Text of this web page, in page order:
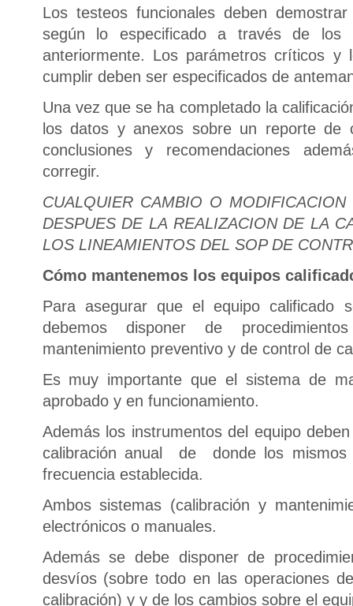
Los testeos funcionales deben
según lo especificado a través de los
anteriormente. Los parámetros críticos y
cumplir deben ser especificados de
Una vez que se ha completado la
los datos y anexos sobre un reporte de
conclusiones y recomendaciones
corregir.
CUALQUIER CAMBIO O
DESPUES DE LA REALIZACION DE LA
LOS LINEAMIENTOS DEL SOP DE
Cómo mantenemos los equipos
Para asegurar que el equipo calificado
debemos disponer de
mantenimiento preventivo y de control de
Es muy importante que el sistema de
aprobado y en funcionamiento.
Además los instrumentos del equipo
calibración anual de donde los mismos
frecuencia establecida.
Ambos sistemas (calibración y
electrónicos o manuales.
Además se debe disponer de
desvíos (sobre todo en las operaciones
calibración) y y de los cambios sobre el